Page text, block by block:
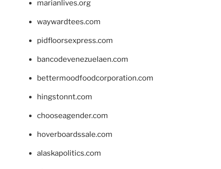
marianlives.org
waywardtees.com
pidfloorsexpress.com
bancodevenezuelaen.com
bettermoodfoodcorporation.com
hingstonnt.com
chooseagender.com
hoverboardssale.com
alaskapolitics.com